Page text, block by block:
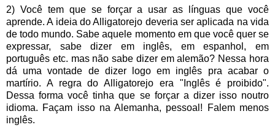
2) Você tem que se forçar a usar as línguas que você
aprende. A ideia do Alligatorejo deveria ser aplicada na vida
de todo mundo. Sabe aquele momento em que você quer se
expressar, sabe dizer em inglês, em espanhol, em
português etc. mas não sabe dizer em alemão? Nessa hora
dá uma vontade de dizer logo em inglês pra acabar o
martírio. A regra do Alligatorejo era "Inglês é proibido".
Dessa forma você tinha que se forçar a dizer isso noutro
idioma. Façam isso na Alemanha, pessoal! Falem menos
inglês.